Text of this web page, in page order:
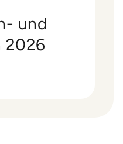
und
2026